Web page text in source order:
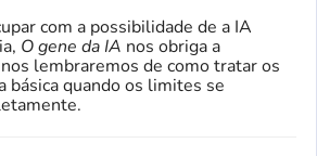
com a possibilidade de a IA
O gene da IA nos obriga a
lembraremos de como tratar os
básica quando os limites se